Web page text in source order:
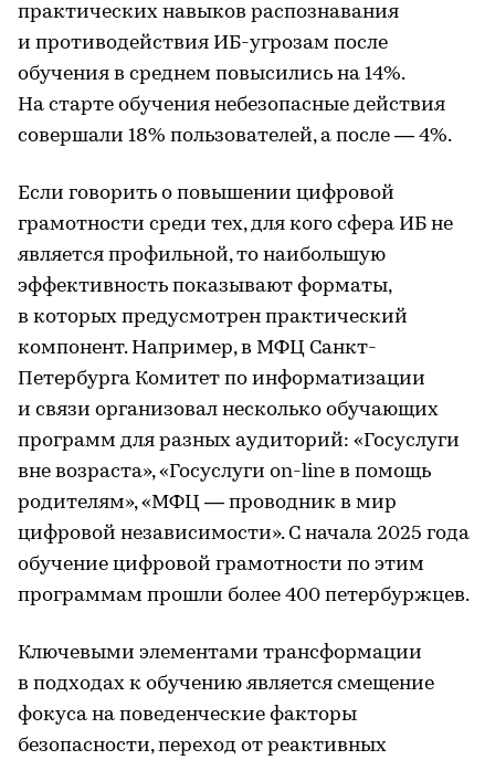
практических навыков распознавания
и противодействия ИБ-угрозам после
обучения в среднем повысились на 14%.
На старте обучения небезопасные действия
совершали 18% пользователей, а после — 4%.
Если говорить о повышении цифровой
грамотности среди тех, для кого сфера ИБ не
является профильной, то наибольшую
эффективность показывают форматы,
в которых предусмотрен практический
компонент. Например, в МФЦ Санкт-
Петербурга Комитет по информатизации
и связи организовал несколько обучающих
программ для разных аудиторий: «Госуслуги
вне возраста», «Госуслуги on-line в помощь
родителям», «МФЦ — проводник в мир
цифровой независимости». С начала 2025 года
обучение цифровой грамотности по этим
программам прошли более 400 петербуржцев.
Ключевыми элементами трансформации
в подходах к обучению является смещение
фокуса на поведенческие факторы
безопасности, переход от реактивных